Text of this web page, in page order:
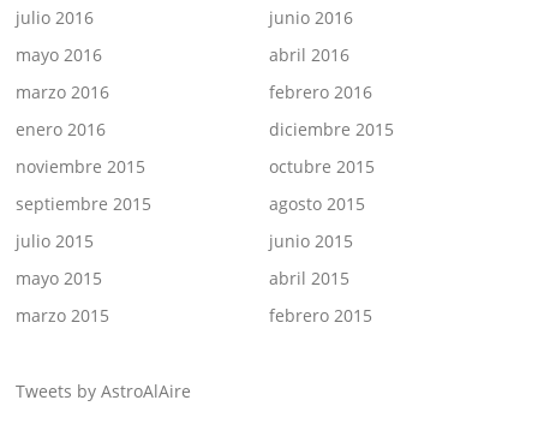
julio 2016
junio 2016
mayo 2016
abril 2016
marzo 2016
febrero 2016
enero 2016
diciembre 2015
noviembre 2015
octubre 2015
septiembre 2015
agosto 2015
julio 2015
junio 2015
mayo 2015
abril 2015
marzo 2015
febrero 2015
Tweets by AstroAlAire